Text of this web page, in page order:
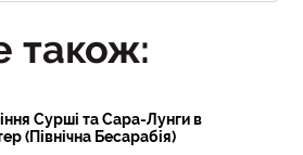
також:
Сурші та Сара-Лунги в
(Північна Бесарабія)